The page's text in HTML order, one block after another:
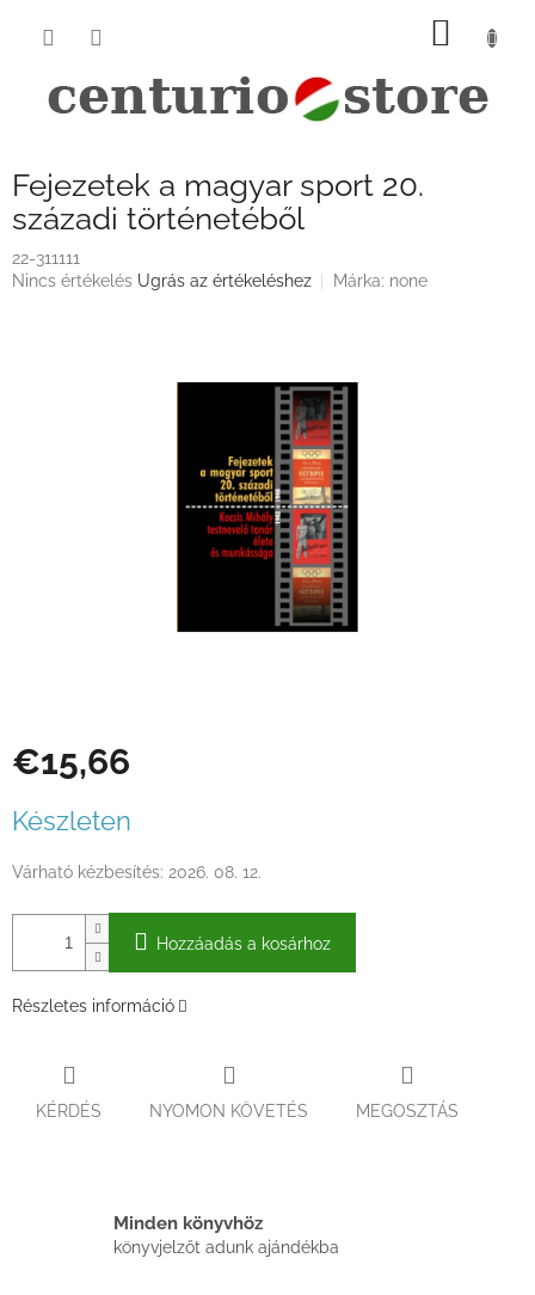
KOSÁR
Fejezetek a magyar sport 20.
századi történetéből
22-311111
A
Nincs értékelés Ugrás az értékeléshez Márka: none
€15,66
Készleten
Várható kézbesítés: 2026. 08. 12.
Hozzáadás a kosárhoz
Részletes információ
KÉRDÉS NYOMON KÖVETÉS MEGOSZTÁS
Minden könyvhöz
könyvjelzőt adunk ajándékba